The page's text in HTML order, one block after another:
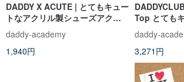
DADDY X ACUTE | とてもキュー
トなアクリル製シューズアクセ
サリー「キュートなシューズピ
ン」
daddy-academy
1,940円
Top とても
タンクトップ
daddy-
3,271円